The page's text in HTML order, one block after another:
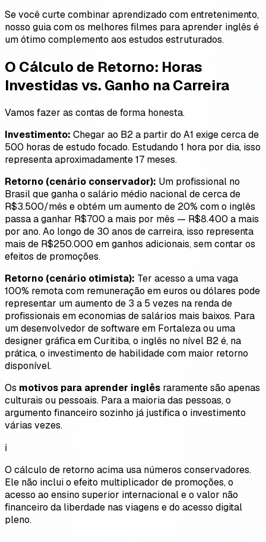
Se você curte combinar aprendizado com entretenimento,
nosso guia com os melhores filmes para aprender inglês é
um ótimo complemento aos estudos estruturados.
O Cálculo de Retorno: Horas
Investidas vs. Ganho na Carreira
Vamos fazer as contas de forma honesta.
Investimento: Chegar ao B2 a partir do A1 exige cerca de
500 horas de estudo focado. Estudando 1 hora por dia, isso
representa aproximadamente 17 meses.
Retorno (cenário conservador): Um profissional no
Brasil que ganha o salário médio nacional de cerca de
R$3.500/mês e obtém um aumento de 20% com o inglês
passa a ganhar R$700 a mais por mês — R$8.400 a mais
por ano. Ao longo de 30 anos de carreira, isso representa
mais de R$250.000 em ganhos adicionais, sem contar os
efeitos de promoções.
Retorno (cenário otimista): Ter acesso a uma vaga
100% remota com remuneração em euros ou dólares pode
representar um aumento de 3 a 5 vezes na renda de
profissionais em economias de salários mais baixos. Para
um desenvolvedor de software em Fortaleza ou uma
designer gráfica em Curitiba, o inglês no nível B2 é, na
prática, o investimento de habilidade com maior retorno
disponível.
Os motivos para aprender inglês raramente são apenas
culturais ou pessoais. Para a maioria das pessoas, o
argumento financeiro sozinho já justifica o investimento
várias vezes.
ℹ️
O cálculo de retorno acima usa números conservadores.
Ele não inclui o efeito multiplicador de promoções, o
acesso ao ensino superior internacional e o valor não
financeiro da liberdade nas viagens e do acesso digital
pleno.